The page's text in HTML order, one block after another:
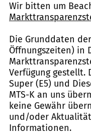
Wir bitten um
Die Grunddaten
Öffnungszeiten) in
Verfügung gestellt.
Super (E5) und
MTS-K an uns
keine Gewähr
und/oder
Informationen.